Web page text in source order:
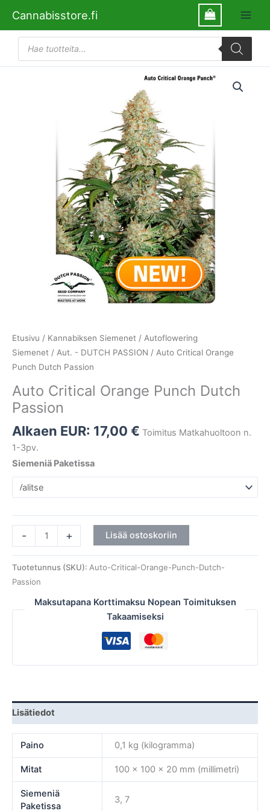
sisältöön
Cannabisstore.fi
Products
search
Etusivu / Kannabiksen Siemenet / Autoflowering
Siemenet / Aut. - DUTCH PASSION / Auto Critical Orange
Punch Dutch Passion
Auto Critical Orange Punch Dutch
Passion
Alkaen EUR: 17,00 € Toimitus Matkahuoltoon n.
1-3pv.
Siemeniä Paketissa
- + Lisää ostoskoriin
Tuotetunnus (SKU): Auto-Critical-Orange-Punch-Dutch-
Passion
Maksutapana Korttimaksu Nopean Toimituksen
Takaamiseksi
Lisätiedot
Paino 0,1 kg (kilogramma)
Mitat 100 × 100 × 20 mm (millimetri)
Siemeniä
Paketissa
3, 7